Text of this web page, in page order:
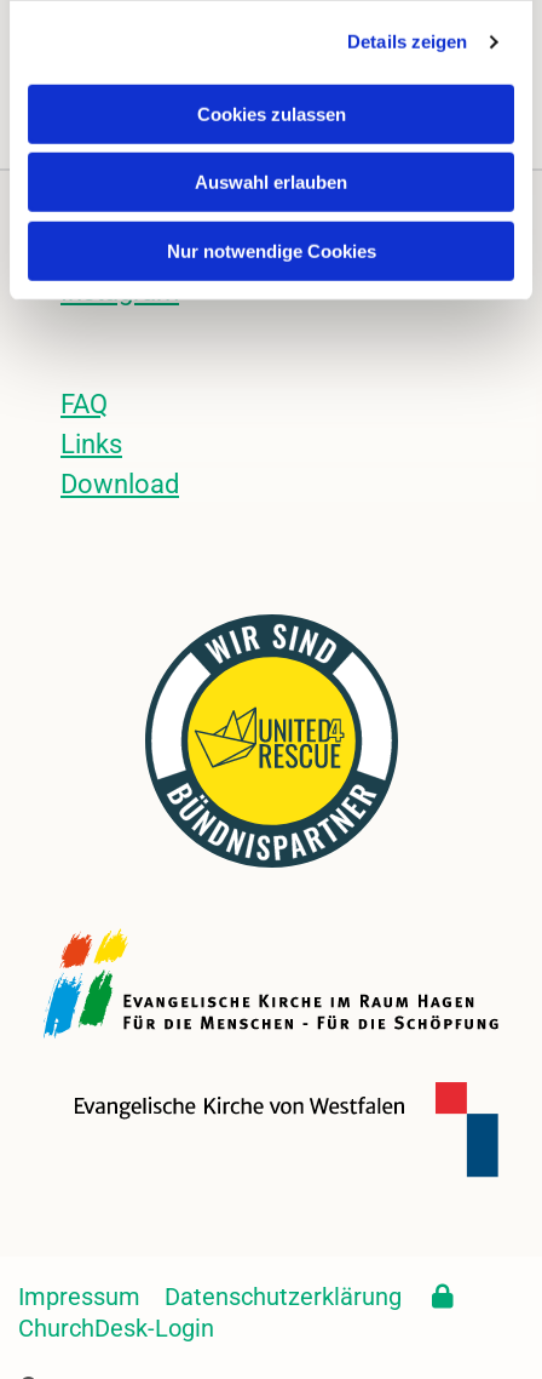
Details zeigen
Cookies zulassen
Auswahl erlauben
Nur notwendige Cookies
Kontakte
Instagram
FAQ
Links
Download
Impressum
Datenschutzerklärung
ChurchDesk-Login